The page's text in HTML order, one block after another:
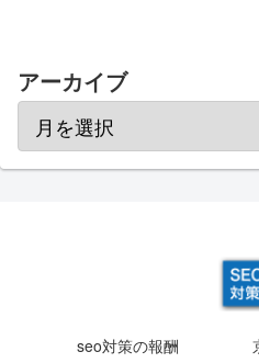
アーカイブ
seo対策の報酬